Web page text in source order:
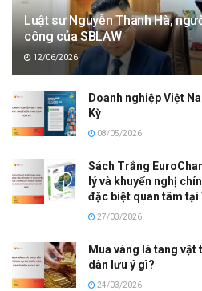
Luật sư Nguyễn Thanh Hà,
công của SBLAW
12/06/2026
Doanh nghiệp Việt
Kỳ
08/05/2026
Sách Trắng
lý và khuyến nghị
đặc biệt quan tâm tại
27/03/2026
Mua vàng là tang
dân lưu ý gì?
24/03/2026